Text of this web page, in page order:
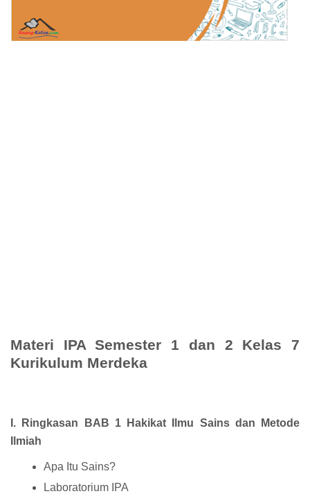
Materi IPA Semester 1 dan 2 Kelas 7
Kurikulum Merdeka
I. Ringkasan BAB 1 Hakikat Ilmu Sains dan Metode
Ilmiah
Apa Itu Sains?
Laboratorium IPA